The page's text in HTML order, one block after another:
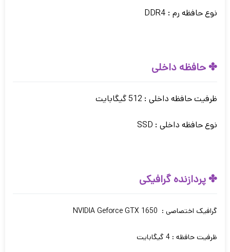
نوع حافظه رم : DDR4
✤ حافظه داخلی
ظرفیت حافظه داخلی : 512 گیگابایت
نوع حافظه داخلی : SSD
✤ پردازنده گرافیکی
گرافیک اختصاصی : NVIDIA Geforce GTX 1650
ظرفیت حافظه : 4 گیگابایت